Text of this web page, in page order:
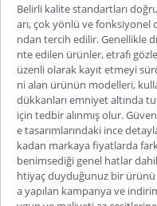
Belirli kalite standartları
arı, çok yönlü ve fonksiyonel
ndan tercih edilir. Genellikle
nte edilen ürünler, etrafı
üzenli olarak kayıt etmeyi
ni alan ürünün modelleri,
dükkanları emniyet altında
için tedbir alınmış olur.
e tasarımlarındaki ince
kadan markaya fiyatlarda
benimsediği genel hatlar
htiyaç duyduğunuz bir ürünü
a yapılan kampanya ve